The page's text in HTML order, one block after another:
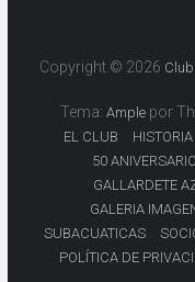
Copyright © 2026
Tema: Amplepor
EL CLUB HISTORIA
50 ANIVERSARIO
GALLARDETE
GALERIA
SUBACUATICAS
POLÍTICA DE